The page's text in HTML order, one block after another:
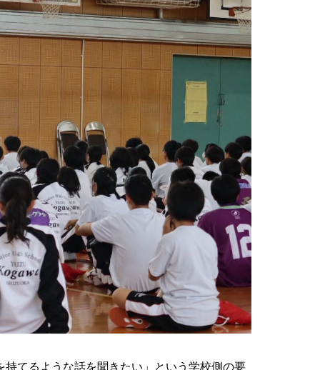
てるような話を聞きたい」という学校側の要